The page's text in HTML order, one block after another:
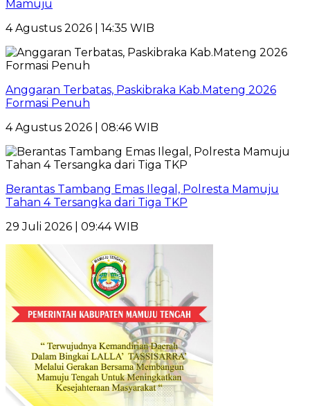
Mamuju
4 Agustus 2026 | 14:35 WIB
Anggaran Terbatas, Paskibraka Kab.Mateng 2026
Formasi Penuh
4 Agustus 2026 | 08:46 WIB
Berantas Tambang Emas Ilegal, Polresta Mamuju
Tahan 4 Tersangka dari Tiga TKP
29 Juli 2026 | 09:44 WIB